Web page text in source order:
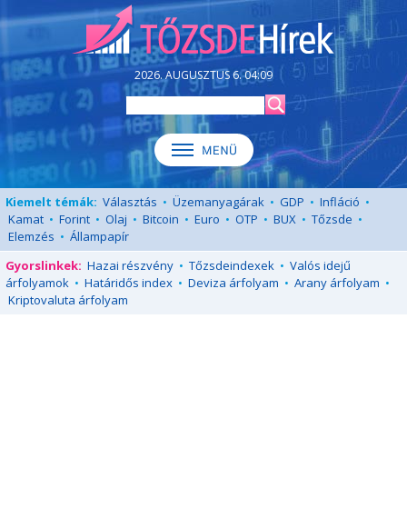
2026. AUGUSZTUS 6. 04:09
Kiemelt témák: Választás • Üzemanyagárak • GDP • Infláció •
Kamat • Forint • Olaj • Bitcoin • Euro • OTP • BUX • Tőzsde •
Elemzés • Állampapír
Gyorslinkek: Hazai részvény • Tőzsdeindexek • Valós idejű
árfolyamok • Határidős index • Deviza árfolyam • Arany árfolyam •
Kriptovaluta árfolyam